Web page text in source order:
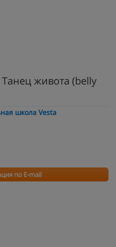
Танец живота (belly
школа Vesta
по E-mail